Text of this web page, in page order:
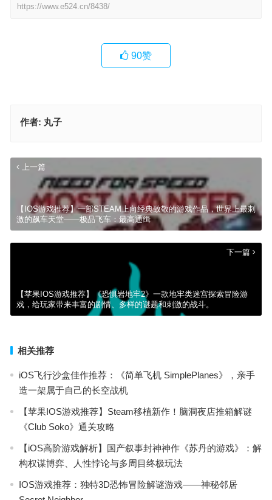
https://www.e524.cn/8438/
90赞
作者: 丸子
上一篇
【IOS游戏推荐】一部STEAM上向经典致敬的游戏作品，世界上最刺
激的飙车天堂——极品飞车：最高通缉
下一篇
【苹果IOS游戏推荐】《恐惧岩地牢2》一款地牢类迷宫探索冒险游
戏，给玩家带来丰富的剧情、多样的谜题和刺激的战斗。
相关推荐
iOS飞行沙盒佳作推荐：《简单飞机 SimplePlanes》，亲手
造一架属于自己的长空战机
【苹果IOS游戏推荐】Steam移植新作！脑洞夜店推箱解谜
《Club Soko》通关攻略
【iOS高阶游戏解析】国产叙事封神神作《苏丹的游戏》：解
构权谋博弈、人性悖论与多周目终极玩法
IOS游戏推荐：独特3D恐怖冒险解谜游戏——神秘邻居